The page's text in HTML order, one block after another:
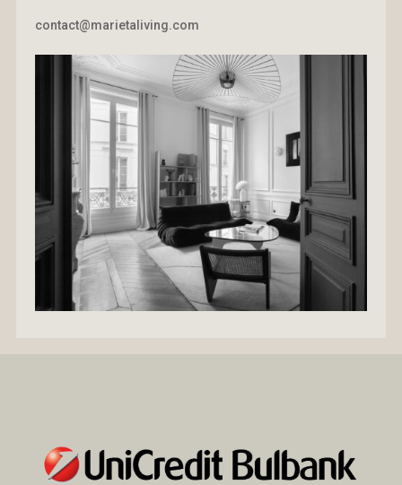
contact@marietaliving.com